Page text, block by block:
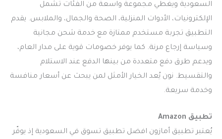
السعودية ويغطي مجموعة واسعة من الفئات تشمل
الإلكترونيات، الأدوات المنزلية، الصحة والجمال، والملابس. يقدم
التطبيق تجربة مستخدم ممتازة مع خدمة شحن مجانية
وسياسة إرجاع مرنة. كما يوفر خصومات قوية على مدار العام،
ويدعم طرق دفع متعددة من بينها الدفع عند الاستلام
والتقسيط. نون يُعد الخيار الأمثل لمن يبحث عن أسعار منافسة
وخدمة سريعة.
تطبيق Amazon
يُعتبر تطبيق أمازون افضل تطبيق تسوق في السعودية إذ يوفّر